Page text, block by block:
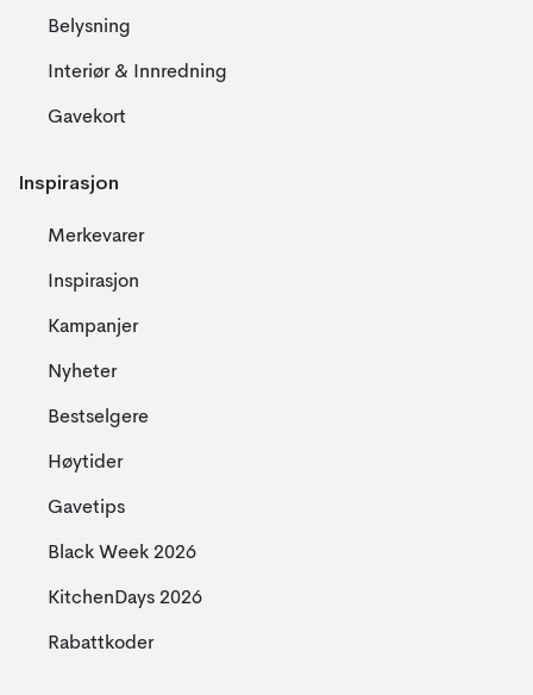
Belysning
Interiør & Innredning
Gavekort
Inspirasjon
Merkevarer
Inspirasjon
Kampanjer
Nyheter
Bestselgere
Høytider
Gavetips
Black Week 2026
KitchenDays 2026
Rabattkoder